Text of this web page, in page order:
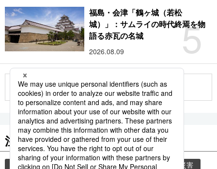
5
福島・会津「鶴ヶ城（若松
城）」：サムライの時代終焉を物
語る赤瓦の名城
2026.08.09
もっと見る
注目のキーワード
共同通信ニュース 時事通信ニュース 気象・災害